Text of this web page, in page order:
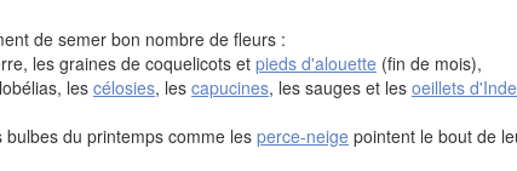
de semer bon nombre de fleurs :
les graines de coquelicots et pieds d'alouette (fin de mois),
les célosies, les capucines, les sauges et les oeillets d'Inde
bulbes du printemps comme les perce-neige pointent le bout de